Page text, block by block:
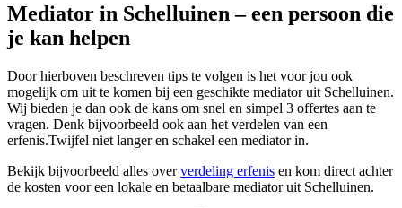
Mediator in Schelluinen – een persoon die
je kan helpen
Door hierboven beschreven tips te volgen is het voor jou ook
mogelijk om uit te komen bij een geschikte mediator uit Schelluinen.
Wij bieden je dan ook de kans om snel en simpel 3 offertes aan te
vragen. Denk bijvoorbeeld ook aan het verdelen van een
erfenis.Twijfel niet langer en schakel een mediator in.
Bekijk bijvoorbeeld alles oververdeling erfenis en kom direct achter
de kosten voor een lokale en betaalbare mediator uit Schelluinen.